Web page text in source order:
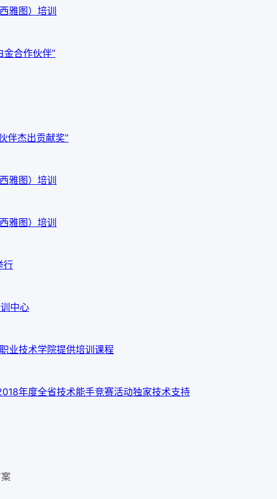
雅图）培训
合作伙伴”
伴杰出贡献奖”
雅图）培训
雅图）培训
行
中心
业技术学院提供培训课程
年度全省技术能手竞赛活动独家技术支持